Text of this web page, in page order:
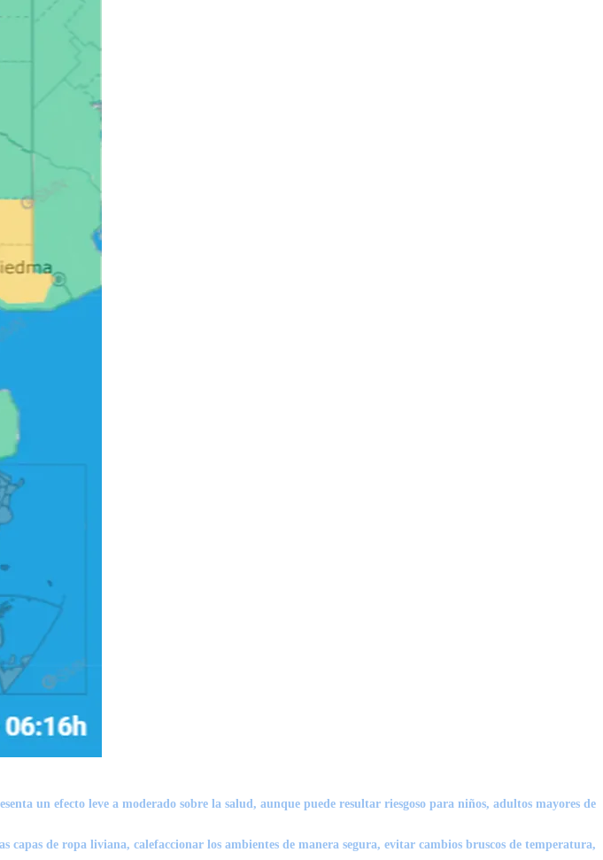
un efecto leve a moderado sobre la salud, aunque puede resultar riesgoso para niños, adultos mayores de
de ropa liviana, calefaccionar los ambientes de manera segura, evitar cambios bruscos de temperatura,